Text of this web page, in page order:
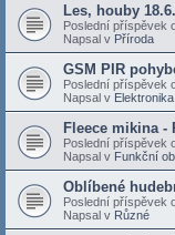
Les, houby
Poslední příspěvek
Napsal v Příroda
GSM PIR
Poslední příspěvek
Napsal v Elektronika
Fleece mikina -
Poslední příspěvek
Napsal v Funkční
Oblíbené
Poslední příspěvek
Napsal v Různé